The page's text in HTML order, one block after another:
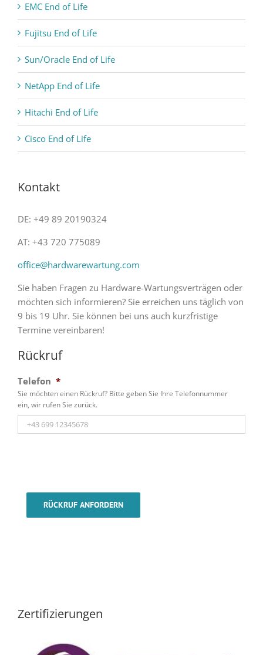
EMC End of Life
Fujitsu End of Life
Sun/Oracle End of Life
NetApp End of Life
Hitachi End of Life
Cisco End of Life
Kontakt
DE: +49 89 20190324
AT: +43 720 775089
office@hardwarewartung.com
Sie haben Fragen zu Hardware-Wartungsverträgen oder
möchten sich informieren? Sie erreichen uns täglich von
9 bis 19 Uhr. Sie können bei uns auch kurzfristige
Termine vereinbaren!
Rückruf
Telefon *
Sie möchten einen Rückruf? Bitte geben Sie Ihre Telefonnummer
ein, wir rufen Sie zurück.
RÜCKRUF ANFORDERN
Zertifizierungen